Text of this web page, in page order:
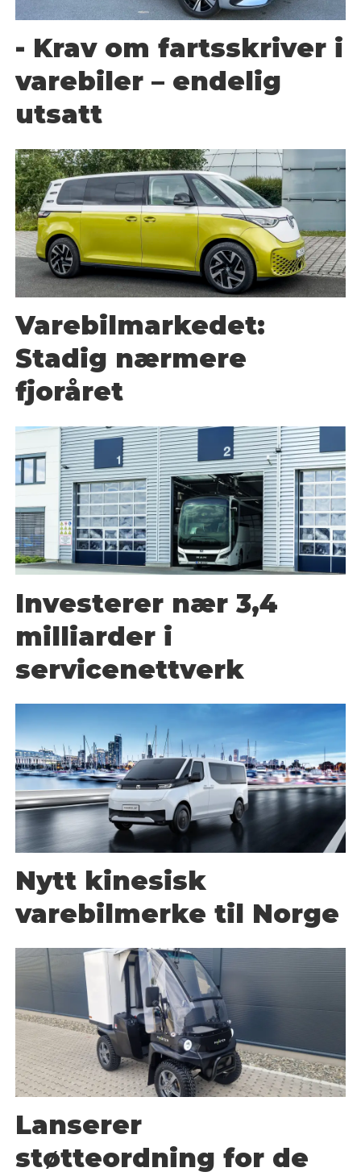
- Krav om fartsskriver i
varebiler – endelig
utsatt
Varebilmarkedet:
Stadig nærmere
fjoråret
Investerer nær 3,4
milliarder i
servicenettverk
Nytt kinesisk
varebilmerke til Norge
Lanserer
støtteordning for de